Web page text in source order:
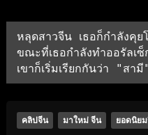
หลุดสาวจีน เธอก็กำลังคุ
ขณะที่เธอกำลังทำออรัลเ
เขาก็เริ่มเรียกกันว่า "ส
คลิปจีน มาใหม่ จีน ยอดนิย